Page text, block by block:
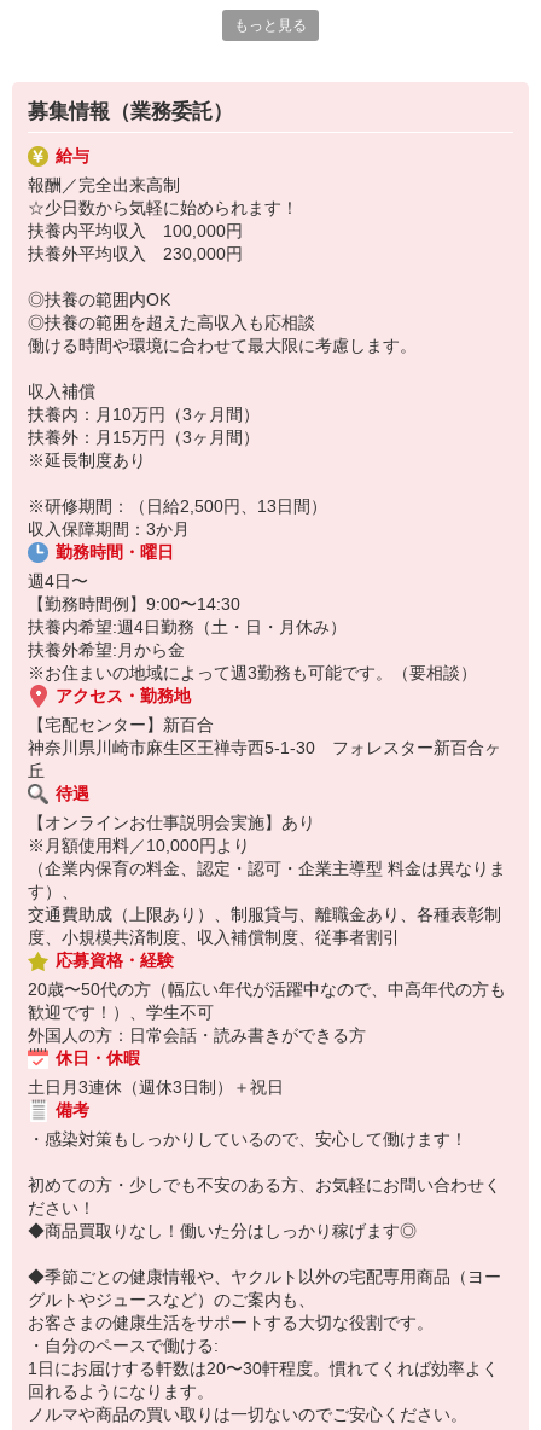
慣れるまでは同行もあるので、初めての方も安心してチャレンジ
●家計にプラスα！収入補償制度あり
お仕事に慣れるまでの期間をサポートする収入補償制度がありま
す（規定あり）。
扶養内での勤務ももちろん可能ですので、ご希望の働き方をご相
談ください。
健康習慣をサポートし、地域の方々とのふれあいを大切にしていま
9:00頃 〜お仕事スタート！
〜 センターで準備：お届けする商品を準備したり、仲間と
情報交換したり。和気あいあいとした雰囲気です。
〜 お届けに出発：自転車やバイク（原付）などで、いつも
のルートでお客さまのもとへ。
〜 お昼休憩：お届けの合間やセンターに戻って、自分のペ
ースでランチタイム。
〜 事務作業・翌日の準備：センターに戻り、売上のまとめ
14:30頃 〜 お仕事終了：夕飯の準備にも間に合う時間に退勤♪
【このお仕事のポイント】
・お客さまとのコミュニケーション:
つ。
「いつもありがとう」「あなたが来るのを楽しみにしているの」そ
んな言葉が直接聞ける、やりがいのあるお仕事です。
もっと見る
募集情報（業務委託）
給与
報酬／完全出来高制
☆少日数から気軽に始められます！
扶養内平均収入 100,000円
扶養外平均収入 230,000円
◎扶養の範囲内OK
◎扶養の範囲を超えた高収入も応相談
働ける時間や環境に合わせて最大限に考慮します。
収入補償
扶養内：月10万円（3ヶ月間）
扶養外：月15万円（3ヶ月間）
※延長制度あり
※研修期間：（日給2,500円、13日間）
収入保障期間：3か月
勤務時間・曜日
週4日〜
【勤務時間例】9:00〜14:30
扶養内希望:週4日勤務（土・日・月休み）
扶養外希望:月から金
※お住まいの地域によって週3勤務も可能です。（要相談）
アクセス・勤務地
【宅配センター】新百合
神奈川県川崎市麻生区王禅寺西5-1-30 フォレスター新百合ヶ
丘
待遇
【オンラインお仕事説明会実施】あり
※月額使用料／10,000円より
（企業内保育の料金、認定・認可・企業主導型 料金は異なりま
す）、
交通費助成（上限あり）、制服貸与、離職金あり、各種表彰制
度、小規模共済制度、収入補償制度、従事者割引
応募資格・経験
20歳〜50代の方（幅広い年代が活躍中なので、中高年代の方も
歓迎です！）、学生不可
外国人の方：日常会話・読み書きができる方
休日・休暇
土日月3連休（週休3日制）＋祝日
備考
・感染対策もしっかりしているので、安心して働けます！
初めての方・少しでも不安のある方、お気軽にお問い合わせく
ださい！
◆商品買取りなし！働いた分はしっかり稼げます◎
◆季節ごとの健康情報や、ヤクルト以外の宅配専用商品（ヨー
グルトやジュースなど）のご案内も、
お客さまの健康生活をサポートする大切な役割です。
・自分のペースで働ける:
1日にお届けする軒数は20〜30軒程度。慣れてくれば効率よく
回れるようになります。
ノルマや商品の買い取りは一切ないのでご安心ください。